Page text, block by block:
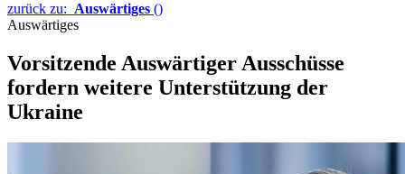
zurück zu: Auswärtiges ()
Auswärtiges
Vorsitzende Auswärtiger Aus­schüsse
fordern weitere Unterstützung der
Ukraine